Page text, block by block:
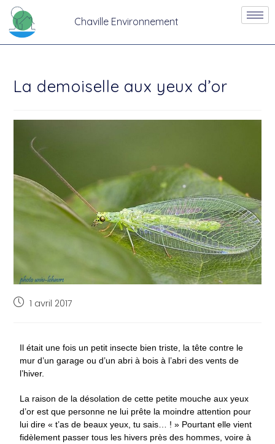
Chaville Environnement
La demoiselle aux yeux d’or
1 avril 2017
Il était une fois un petit insecte bien triste, la tête contre le
mur d’un garage ou d’un abri à bois à l’abri des vents de
l’hiver.
La raison de la désolation de cette petite mouche aux yeux
d’or est que personne ne lui prête la moindre attention pour
lui dire « t’as de beaux yeux, tu sais… ! » Pourtant elle vient
fidèlement passer tous les hivers près des hommes, voire à